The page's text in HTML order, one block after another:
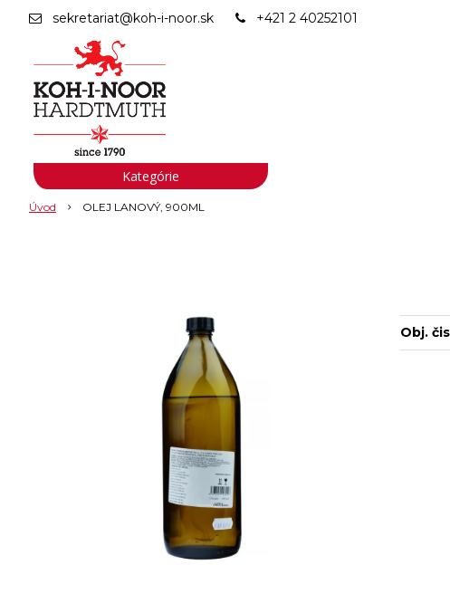
sekretariat@koh-i-noor.sk +421 2 40252101
Úvod OLEJ LANOVÝ, 900ML
Obj.
Kategórie